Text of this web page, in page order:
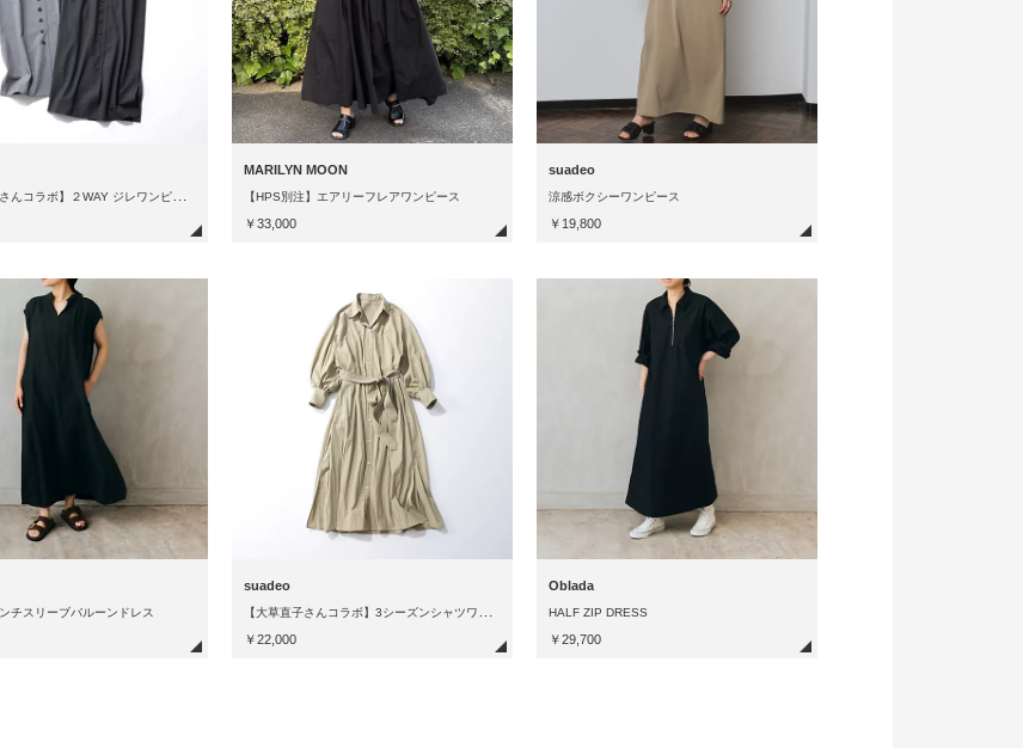
【
大草直子さんコラボ】２WAY ジレワンピース
MARILYN MOON
【HPS別注】エアリーフレアワンピース
￥33,000
suadeo
涼感ボクシーワンピース
￥19,800
チスリーブバルーンドレス
suadeo
￥22,000
Oblada
HALF ZIP DRESS
￥29,700